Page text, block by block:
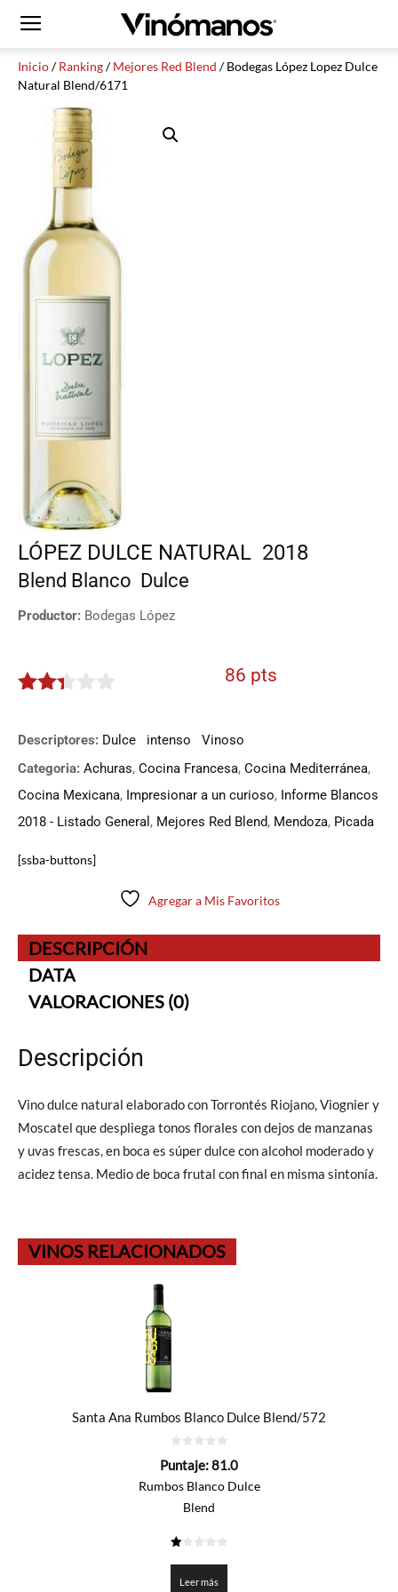
Inicio/Ranking/Mejores Red Blend / Bodegas López Lopez Dulce
Natural Blend/6171
LÓPEZ DULCE NATURAL 2018
Blend Blanco Dulce
Productor: Bodegas López
86 pts
Descriptores: Dulce intenso
Vinoso
Categoria: Achuras, Cocina Francesa, Cocina Mediterránea,
Cocina Mexicana, Impresionar a un curioso, Informe Blancos
2018 - Listado General , Mejores Red Blend, Mendoza, Picada
[ssba-buttons]
Agregar a Mis Favoritos
DESCRIPCIÓN
DATA
VALORACIONES (0)
Descripción
Vino dulce natural elaborado con Torrontés Riojano, Viognier y
Moscatel que despliega tonos florales con dejos de manzanas
y uvas frescas, en boca es súper dulce con alcohol moderado y
acidez tensa. Medio de boca frutal con final en misma sintonía.
VINOS RELACIONADOS
Santa Ana Rumbos Blanco Dulce Blend/572
de
Puntaje:81.0
Rumbos Blanco Dulce
Blend
de
Leer más